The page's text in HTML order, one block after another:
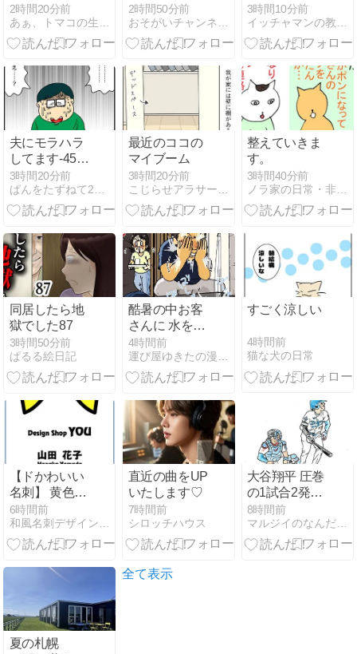
学生を部屋か
ら出した話⑩
2時間20分前
れば、子ども
の頃からそう
だった
2時間50分前
直。
3時間10分前
夫にモラハラ
してます-457-
最後だから教
えてやるよ
3時間20分前
最近のココの
マイブーム
3時間20分前
整えていきま
す。
3時間40分前
同居したら地
獄でした87
3時間50分前
ぱるる絵日記
酷暑の中お客
さんに 水を求
めた配達員の
悲劇(後編)
4時間前
すごく涼しい
4時間前
猫な犬の日常
【ドかわいい
名刺】 黄色の
リボン＆太め
フォントのポ
ップな切り抜
6時間前
直近の曲をUP
いたします♡
7時間前
シロッチハウス
大谷翔平 圧巻
の1試合2発！
25号先頭弾＆
26号2ラン＋
猛打賞3打点‼
8時間前
マルジイのなんだかんだ
夏の札幌
全て表示